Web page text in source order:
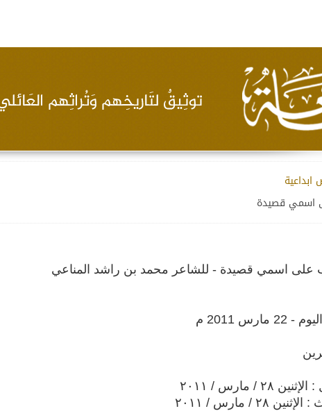
اسمي قصيدة
على اسمي قصيدة - للشاعر محمد بن راشد المناعي
2011 م
٢٨ / مارس / ٢٠١١
٢٨ / مارس / ٢٠١١